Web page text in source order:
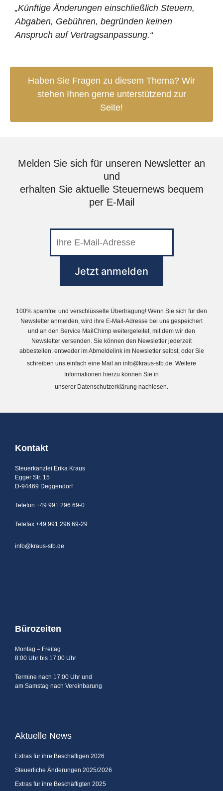
„Künftige Änderungen einschließlich Steuern,
Abgaben, Gebühren, begründen keinen
Anspruch auf Vertragsanpassung.“
Haben Sie Fragen zu diesem Thema? Wir
stehen Ihnen gerne unterstützend zur
Seite!
Melden Sie sich für unseren Newsletter an
und
erhalten Sie aktuelle Steuernews bequem
per E-Mail
100% spamfrei und verschlüsselte Übertragung! Wenn Sie sich für den
Newsletter anmelden, wird ihre E-Mail-Adresse bei uns gespeichert
und an den Service MailChimp weitergeleitet, mit dem wir den
Newsletter versenden. Sie können den Newsletter jederzeit
abbestellen: entweder im Abmeldelink im Newsletter selbst, oder Sie
schreiben uns einfach eine Mail an info@kraus-stb.de. Weitere
Informationen hierzu können Sie in
unserer Datenschutzerklärung nachlesen.
Kontakt
Steuerkanzlei Erika Kraus
Egger Str. 15
D-94469 Deggendorf
Telefon +49 991 296 69-0
Telefax +49 991 296 69-29
info@kraus-stb.de
Bürozeiten
Montag – Freitag
8:00 Uhr bis 17:00 Uhr
Termine nach 17:00 Uhr und
am Samstag nach Vereinbarung
Aktuelle News
Extras für ihre Beschäftigen 2026
Steuerliche Änderungen 2025/2026
Extras für ihre Beschäftigten 2025